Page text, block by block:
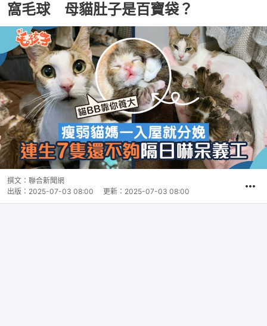
窩毛球 母貓肚子是百寶袋？
撰文： 聯合新聞網
出版： 2025-07-03 08:00 更新： 2025-07-03 08:00